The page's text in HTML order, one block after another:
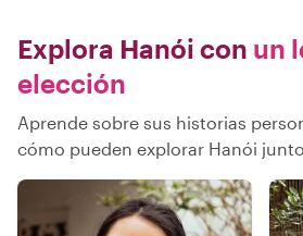
Explora Hanói con un
elección
Aprende sobre sus historias
cómo pueden explorar Hanói